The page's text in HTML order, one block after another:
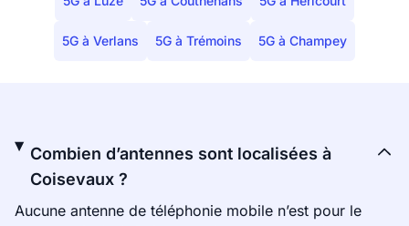
5G à Verlans 5G à Trémoins 5G à Champey
Combien d’antennes sont localisées à
Coisevaux ?
Aucune antenne de téléphonie mobile n’est pour le